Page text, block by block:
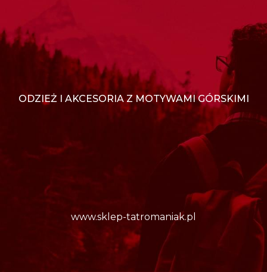
ODZIEŻ I AKCESORIA Z MOTYWAMI GÓRSKIMI
www.sklep-tatromaniak.pl